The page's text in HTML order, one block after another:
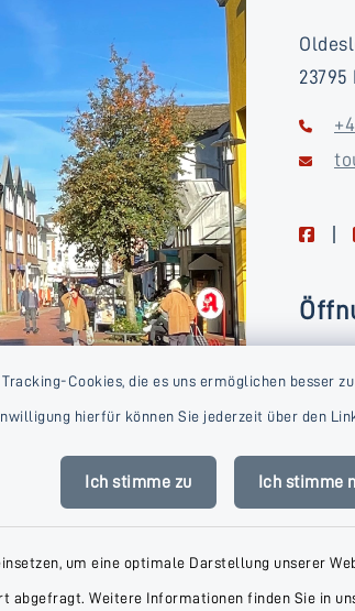
Cookies, die es uns ermöglichen besser
hierfür können Sie jederzeit über den
Ich stimme zu Ich stimme
um eine optimale Darstellung unserer
abgefragt. Weitere Informationen finden Sie in
23795
Freitag
09:00-
09:00-